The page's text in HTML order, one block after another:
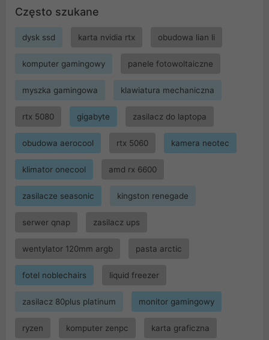
Często szukane
dysk ssd karta nvidia rtx obudowa lian li
komputer gamingowy panele fotowoltaiczne
myszka gamingowa klawiatura mechaniczna
rtx 5080 gigabyte zasilacz do laptopa
obudowa aerocool rtx 5060 kamera neotec
klimator onecool amd rx 6600
zasilacze seasonic kingston renegade
serwer qnap zasilacz ups
wentylator 120mm argb pasta arctic
fotel noblechairs liquid freezer
zasilacz 80plus platinum monitor gamingowy
ryzen komputer zenpc karta graficzna